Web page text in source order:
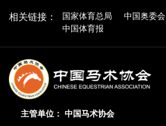
相关链接： 国家体育总局 中国奥委会
中国体育报
主管单位： 中国马术协会